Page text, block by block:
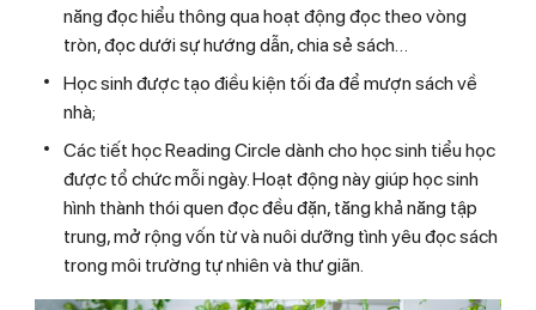
năng đọc hiểu thông qua hoạt động đọc theo vòng
tròn, đọc dưới sự hướng dẫn, chia sẻ sách…
Học sinh được tạo điều kiện tối đa để mượn sách về
nhà;
Các tiết học Reading Circle dành cho học sinh tiểu học
được tổ chức mỗi ngày. Hoạt động này giúp học sinh
hình thành thói quen đọc đều đặn, tăng khả năng tập
trung, mở rộng vốn từ và nuôi dưỡng tình yêu đọc sách
trong môi trường tự nhiên và thư giãn.